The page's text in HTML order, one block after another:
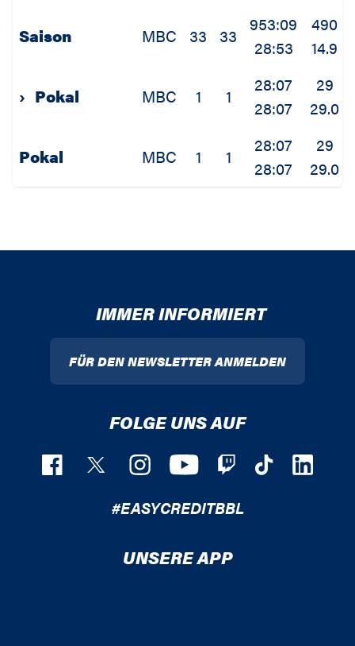
Saison MBC 33 33
953:09
28:53
490
14.9
› Pokal MBC 1 1
28:07
28:07
29
29.0
Pokal MBC 1 1
28:07
28:07
29
29.0
IMMER INFORMIERT
FÜR DEN NEWSLETTER ANMELDEN
FOLGE UNS AUF
#EASYCREDITBBL
UNSERE APP